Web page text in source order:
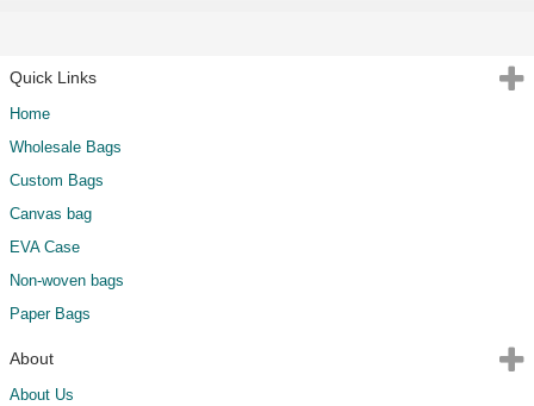
Quick Links
Home
Wholesale Bags
Custom Bags
Canvas bag
EVA Case
Non-woven bags
Paper Bags
About
About Us